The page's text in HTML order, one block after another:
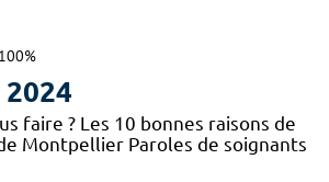
100%
2024
faire ? Les 10 bonnes raisons de
Montpellier Paroles de soignants